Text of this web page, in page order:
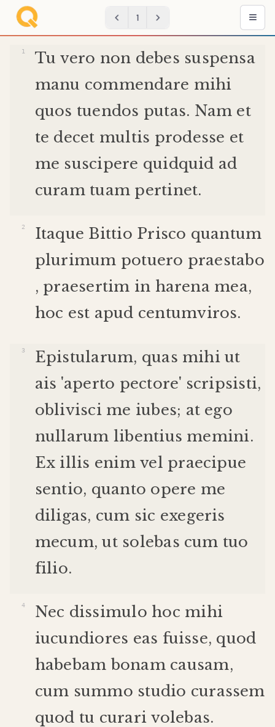
1
Tu vero non debes suspensa
manu commendare mihi
quos tuendos putas. Nam et
te decet multis prodesse et
me suscipere quidquid ad
curam tuam pertinet.
Itaque Bittio Prisco quantum
plurimum potuero praestabo
, praesertim in harena mea,
hoc est apud centumviros.
Epistularum, quas mihi ut
ais 'aperto pectore' scripsisti,
oblivisci me iubes; at ego
nullarum libentius memini.
Ex illis enim vel praecipue
sentio, quanto opere me
diligas, cum sic exegeris
mecum,ut solebas cum tuo
filio.
Nec dissimulo hoc mihi
iucundiores eas fuisse, quod
habebam bonam causam,
cum summo studio curassem
quod tu curari volebas.